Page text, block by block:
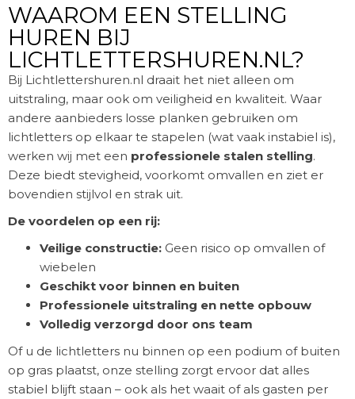
WAAROM EEN STELLING
HUREN BIJ
LICHTLETTERSHUREN.NL?
Bij Lichtlettershuren.nl draait het niet alleen om
uitstraling, maar ook om veiligheid en kwaliteit. Waar
andere aanbieders losse planken gebruiken om
lichtletters op elkaar te stapelen (wat vaak instabiel is),
werken wij met een professionele stalen stelling.
Deze biedt stevigheid, voorkomt omvallen en ziet er
bovendien stijlvol en strak uit.
De voordelen op een rij:
Veilige constructie: Geen risico op omvallen of
wiebelen
Geschikt voor binnen en buiten
Professionele uitstraling en nette opbouw
Volledig verzorgd door ons team
Of u de lichtletters nu binnen op een podium of buiten
op gras plaatst, onze stelling zorgt ervoor dat alles
stabiel blijft staan – ook als het waait of als gasten per